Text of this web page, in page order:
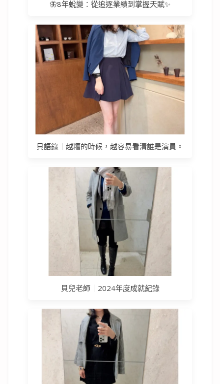
🦋8年蛻變：從追逐業績到掌握天賦✨
貝語錄｜越糟的時候，越容易看清誰是演員。
貝兒老師｜2024年度成就紀錄